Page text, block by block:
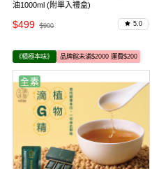
油1000ml (附單入禮盒)
$499 $900 5.0
《積極本味》 品牌館未滿$2000 運費$200